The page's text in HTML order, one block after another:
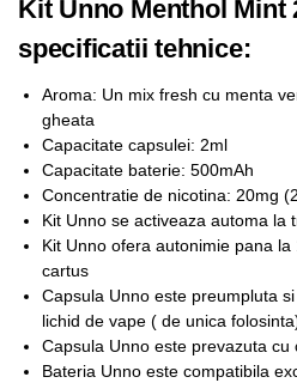
Kit Unno Menthol Mint
specificatii tehnice:
Aroma: Un mix fresh cu menta
gheata
Capacitate capsulei: 2ml
Capacitate baterie: 500mAh
Concentratie de nicotina: 20mg
Kit Unno se activeaza automa la
Kit Unno ofera autonimie pana
cartus
Capsula Unno este preumpluta
lichid de vape ( de unica
Capsula Unno este prevazuta cu
Bateria Unno este compatibila